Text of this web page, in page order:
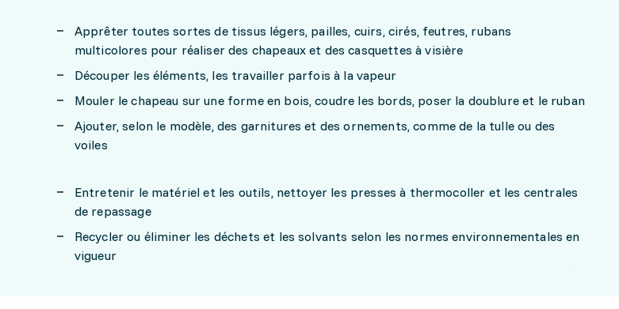
Apprêter toutes sortes de tissus légers, pailles, cuirs, cirés, feutres, rubans
multicolores pour réaliser des chapeaux et des casquettes à visière
Découper les éléments, les travailler parfois à la vapeur
Mouler le chapeau sur une forme en bois, coudre les bords, poser la doublure et le ruban
Ajouter, selon le modèle, des garnitures et des ornements, comme de la tulle ou des
voiles
Entretenir le matériel et les outils, nettoyer les presses à thermocoller et les centrales
de repassage
Recycler ou éliminer les déchets et les solvants selon les normes environnementales en
vigueur